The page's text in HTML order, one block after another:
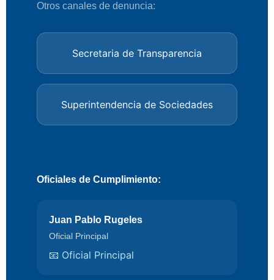
Otros canales de denuncia:
Secretaria de Transparencia
Superintendencia de Sociedades
Oficiales de Cumplimiento:
Juan Pablo Rugeles
Oficial Principal
📧 Oficial Principal